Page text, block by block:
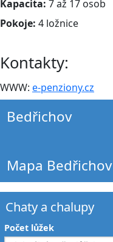
Kapacita: 7 až 17 osob
Pokoje: 4 ložnice
Kontakty:
WWW: e-penziony.cz
Bedřichov
Mapa Bedřichov
Chaty a chalupy
Počet lůžek